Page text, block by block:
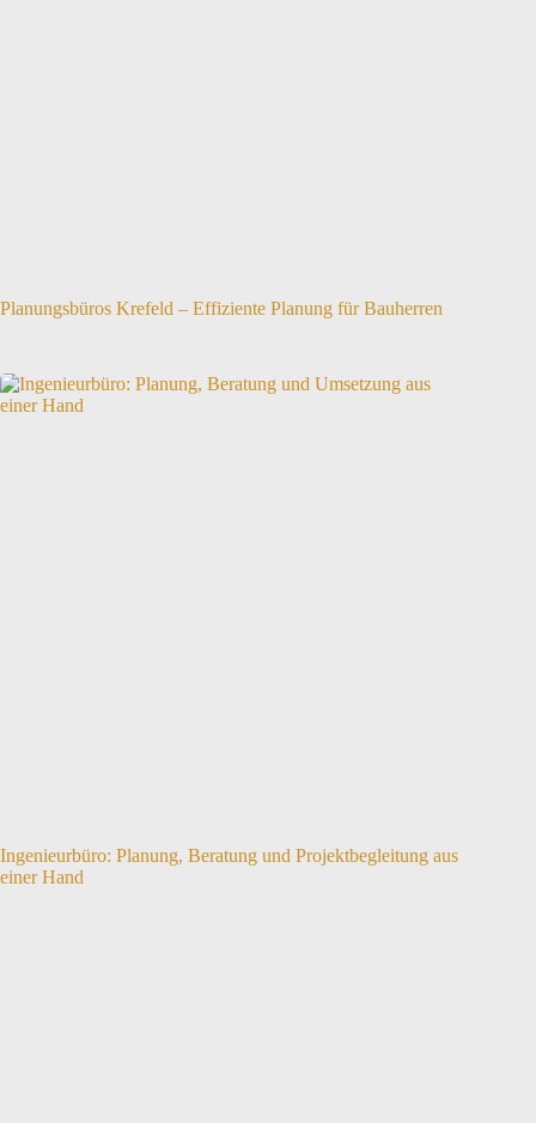
Planungsbüros Krefeld – Effiziente Planung für Bauherren
Ingenieurbüro: Planung, Beratung und Projektbegleitung aus
einer Hand